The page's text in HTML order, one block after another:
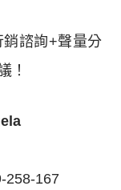
諮詢+聲量分
！
258-167